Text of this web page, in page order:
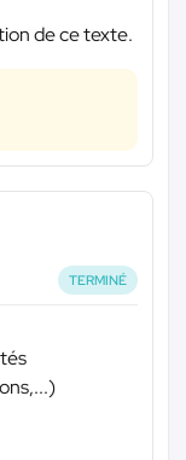
de ce texte.
TERMINÉ